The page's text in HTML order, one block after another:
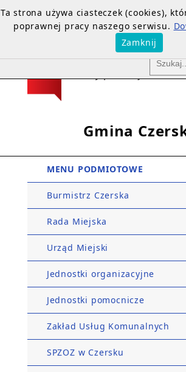
Gmina
MENU PODMIOTOWE
Burmistrz Czerska
Rada Miejska
Urząd Miejski
Jednostki organizacyjne
Jednostki pomocnicze
Zakład Usług Komunalnych
SPZOZ w Czersku
Ta strona używa ciasteczek (cookies),
poprawnej pracy naszego serwisu.
Zamknij